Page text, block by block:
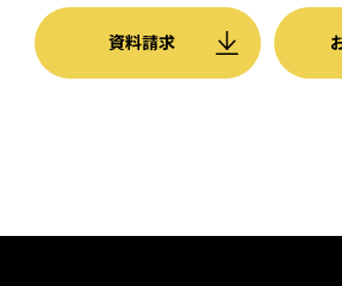
資料請求